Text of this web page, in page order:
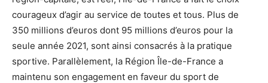
courageux d’agir au service de toutes et tous. Plus de
350 millions d’euros dont 95 millions d’euros pour la
seule année 2021, sont ainsi consacrés à la pratique
sportive. Parallèlement, la Région Île-de-France a
maintenu son engagement en faveur du sport de